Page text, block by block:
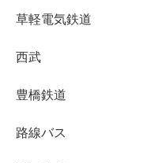
草軽電気鉄道
西武
豊橋鉄道
路線バス